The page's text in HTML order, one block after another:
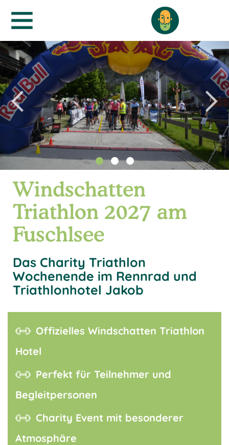
Windschatten
Triathlon 2027 am
Fuschlsee
Das Charity Triathlon
Wochenende im Rennrad und
Triathlonhotel Jakob
Offizielles Windschatten Triathlon
Hotel
Perfekt für Teilnehmer und
Begleitpersonen
Charity Event mit besonderer
Atmosphäre